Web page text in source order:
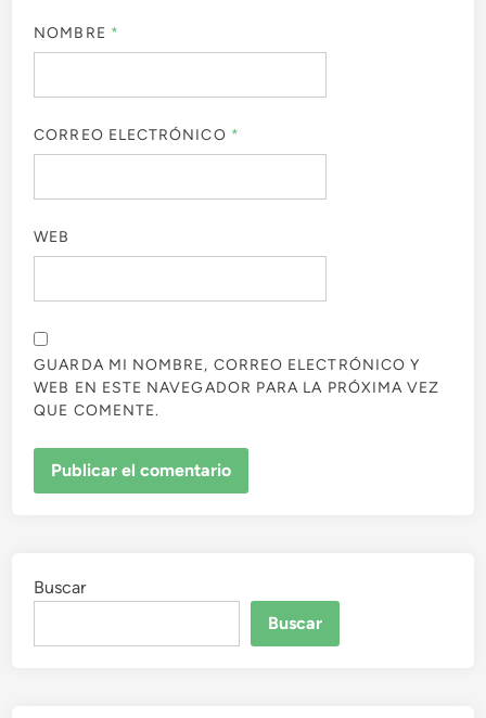
NOMBRE *
CORREO ELECTRÓNICO *
WEB
GUARDA MI NOMBRE, CORREO ELECTRÓNICO Y
WEB EN ESTE NAVEGADOR PARA LA PRÓXIMA VEZ
QUE COMENTE.
Buscar
Buscar